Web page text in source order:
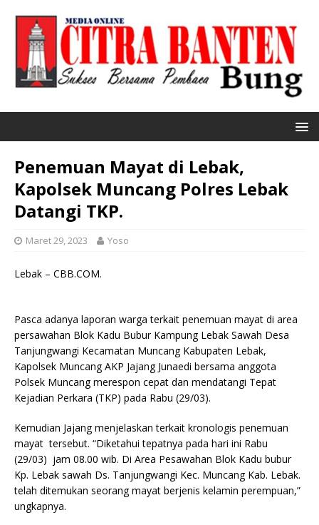
Penemuan Mayat di Lebak,
Kapolsek Muncang Polres Lebak
Datangi TKP.
Maret 29, 2023 Yoso
Lebak – CBB.COM.
Pasca adanya laporan warga terkait penemuan mayat di area
persawahan Blok Kadu Bubur Kampung Lebak Sawah Desa
Tanjungwangi Kecamatan Muncang Kabupaten Lebak,
Kapolsek Muncang AKP Jajang Junaedi bersama anggota
Polsek Muncang merespon cepat dan mendatangi Tepat
Kejadian Perkara (TKP) pada Rabu (29/03).
Kemudian Jajang menjelaskan terkait kronologis penemuan
mayat tersebut. “Diketahui tepatnya pada hari ini Rabu
(29/03) jam 08.00 wib. Di Area Pesawahan Blok Kadu bubur
Kp. Lebak sawah Ds. Tanjungwangi Kec. Muncang Kab. Lebak.
telah ditemukan seorang mayat berjenis kelamin perempuan,”
ungkapnya.